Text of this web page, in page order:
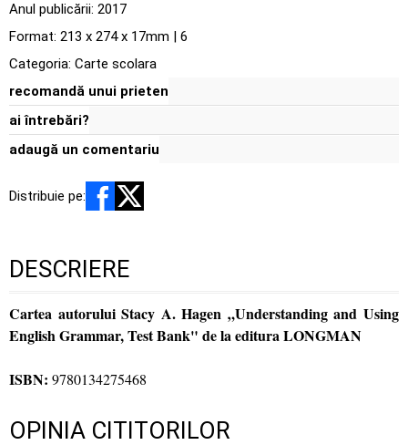
Anul publicării: 2017
Format: 213 x 274 x 17mm | 6
Categoria: Carte scolara
recomandă unui prieten
ai întrebări?
adaugă un comentariu
Distribuie pe:
DESCRIERE
Cartea autorului Stacy A. Hagen „Understanding and Using
English Grammar, Test Bank" de la editura LONGMAN
ISBN: 9780134275468
OPINIA CITITORILOR